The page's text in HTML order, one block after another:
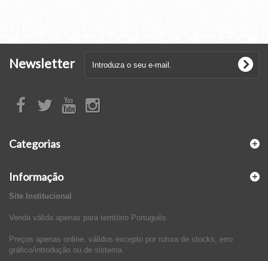
Newsletter
Categorias
Informação
Site Institucional
Venda válida apenas para território Português
Preços apenas online, válidos excepto por rutura de stocks, erro
gráfico/introdução ou de sistema.